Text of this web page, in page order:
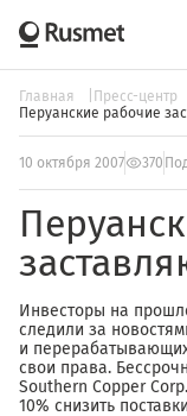
Главная Пресс-центр
Перуанские рабочие
10 октября 2007 370
Инвесторы на
следили за
и
свои права.
Southern Copper
10% снизить